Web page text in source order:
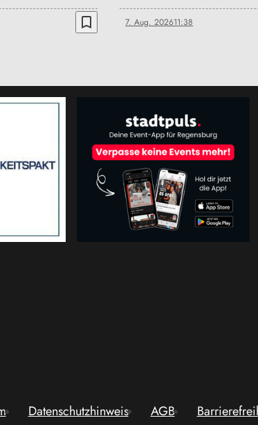
bookmark_border 7. Aug. 202611:38
Datenschutzhinweis AGB